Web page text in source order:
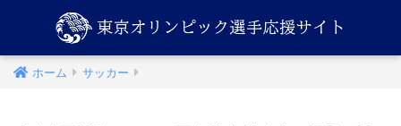
ホーム サッカー